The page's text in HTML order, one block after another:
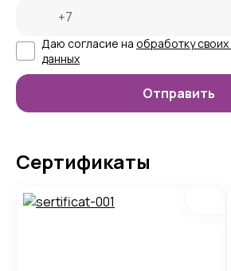
Даю согласие на обработку
данных
Сертификаты